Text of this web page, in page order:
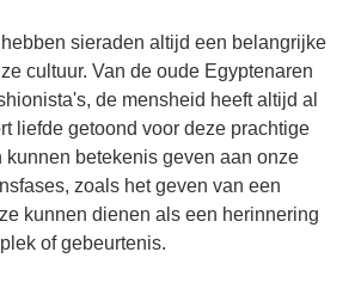
sieraden altijd een belangrijke
cultuur. Van de oude Egyptenaren
de mensheid heeft altijd al
liefde getoond voor deze prachtige
kunnen betekenis geven aan onze
zoals het geven van een
kunnen dienen als een herinnering
of gebeurtenis.